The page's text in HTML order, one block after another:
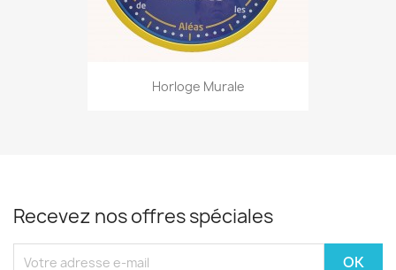
Horloge Murale
Recevez nos offres spéciales